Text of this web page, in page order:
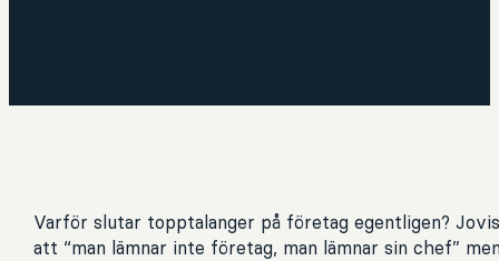
Varför slutar topptalanger på företag egentligen?
att “man lämnar inte företag, man lämnar sin chef”